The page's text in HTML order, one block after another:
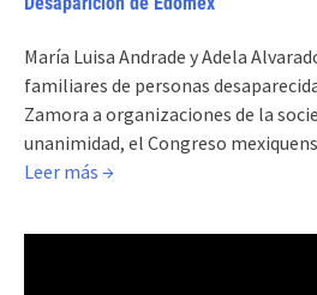
María Luisa Andrade y Adela
familiares de personas
Zamora a organizaciones de la
unanimidad, el Congreso
Leer más →